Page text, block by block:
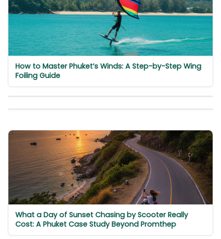
How to Master Phuket’s Winds: A Step-by-Step Wing
Foiling Guide
What a Day of Sunset Chasing by Scooter Really
Cost: A Phuket Case Study Beyond Promthep